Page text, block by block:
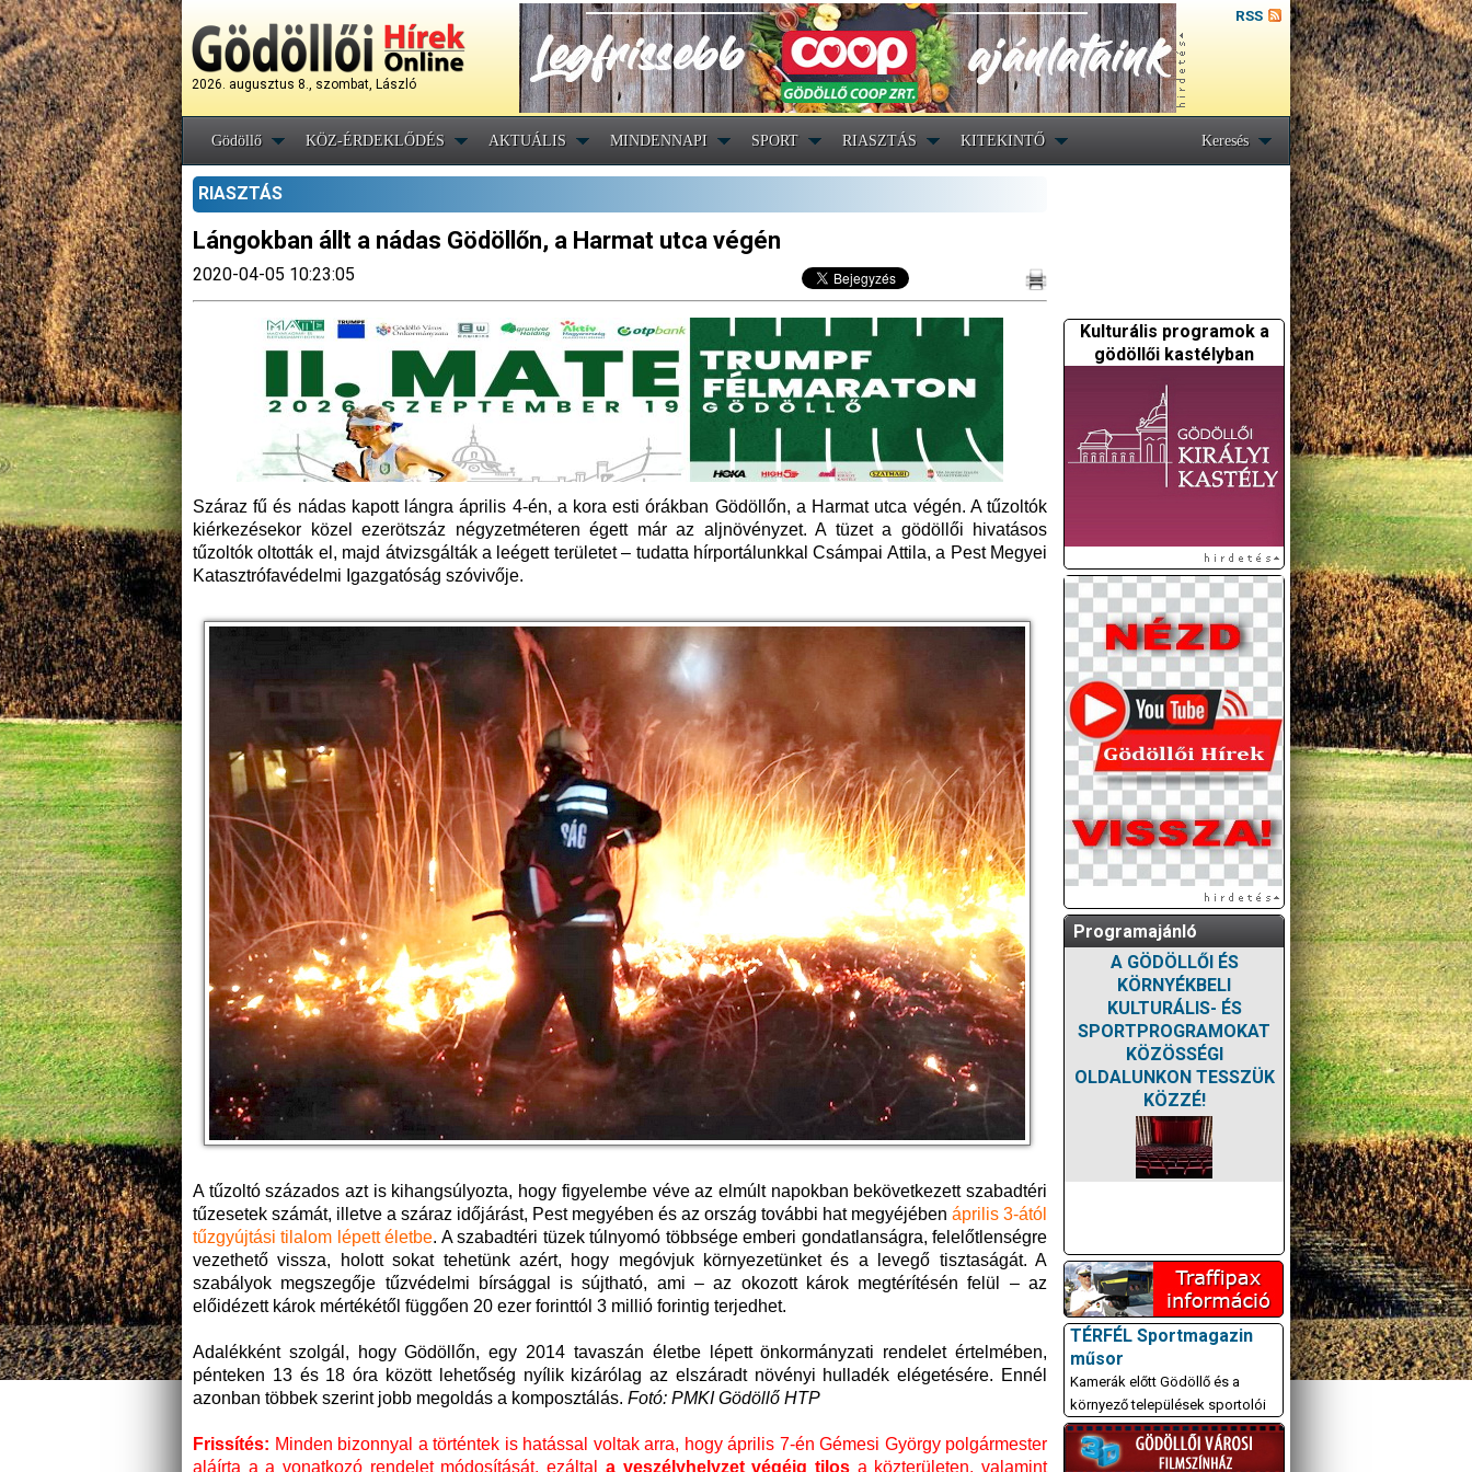
2026. augusztus 8., szombat, László
RSS
Gödöllő KÖZ-ÉRDEKLŐDÉS AKTUÁLIS MINDENNAPI SPORT RIASZTÁS KITEKINTŐ Keresés
RIASZTÁS
Lángokban állt a nádas Gödöllőn, a Harmat utca végén
2020-04-05 10:23:05
Száraz fű és nádas kapott lángra április 4-én, a kora esti órákban Gödöllőn, a Harmat utca végén. A tűzoltók
kiérkezésekor közel ezerötszáz négyzetméteren égett már az aljnövényzet. A tüzet a gödöllői hivatásos
tűzoltók oltották el, majd átvizsgálták a leégett területet – tudatta hírportálunkkal Csámpai Attila, a Pest Megyei
Katasztrófavédelmi Igazgatóság szóvivője.
A tűzoltó százados azt is kihangsúlyozta, hogy figyelembe véve az elmúlt napokban bekövetkezett szabadtéri
tűzesetek számát, illetve a száraz időjárást, Pest megyében és az ország további hat megyéjében április 3-ától
tűzgyújtási tilalom lépett életbe. A szabadtéri tüzek túlnyomó többsége emberi gondatlanságra, felelőtlenségre
vezethető vissza, holott sokat tehetünk azért, hogy megóvjuk környezetünket és a levegő tisztaságát. A
szabályok megszegője tűzvédelmi bírsággal is sújtható, ami – az okozott károk megtérítésén felül – az
előidézett károk mértékétől függően 20 ezer forinttól 3 millió forintig terjedhet.
Adalékként szolgál, hogy Gödöllőn, egy 2014 tavaszán életbe lépett önkormányzati rendelet értelmében,
pénteken 13 és 18 óra között lehetőség nyílik kizárólag az elszáradt növényi hulladék elégetésére. Ennél
azonban többek szerint jobb megoldás a komposztálás. Fotó: PMKI Gödöllő HTP
Frissítés: Minden bizonnyal a történtek is hatással voltak arra, hogy április 7-én Gémesi György polgármester
aláírta a a vonatkozó rendelet módosítását, ezáltal a veszélyhelyzet végéig tilosa közterületen, valamint
Kulturális programok a
gödöllői kastélyban
Programajánló
A GÖDÖLLŐI ÉS
KÖRNYÉKBELI
KULTURÁLIS- ÉS
SPORTPROGRAMOKAT
KÖZÖSSÉGI
OLDALUNKON TESSZÜK
KÖZZÉ!
TÉRFÉL Sportmagazin
műsor
Kamerák előtt Gödöllő és a
környező települések sportolói